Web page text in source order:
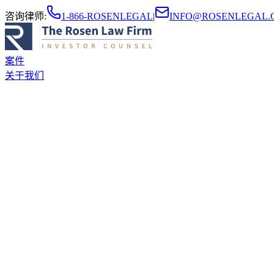
咨询律师: 1-866-ROSENLEGAL|
案件
关于我们